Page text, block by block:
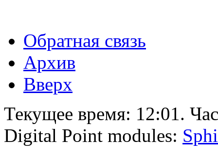
Обратная связь
Архив
Вверх
Текущее время: 12:01.
Digital Point modules: